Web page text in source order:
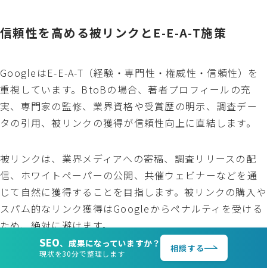
信頼性を高める被リンクとE-E-A-T施策
GoogleはE-E-A-T（経験・専門性・権威性・信頼性）を
重視しています。BtoBの場合、著者プロフィールの充
実、専門家の監修、業界資格や受賞歴の明示、調査デー
タの引用、被リンクの獲得が信頼性向上に直結します。
被リンクは、業界メディアへの寄稿、調査リリースの配
信、ホワイトペーパーの公開、共催ウェビナーなどを通
じて自然に獲得することを目指します。被リンクの購入や
スパム的なリンク獲得はGoogleからペナルティを受ける
ため、絶対に避けます。
SEO、成果になっていますか？
現状を30分で整理します 相談する